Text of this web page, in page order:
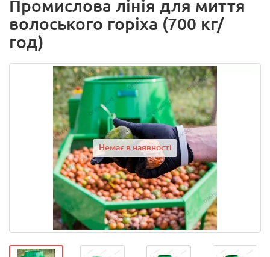
Промислова лінія для миття
волоського горіха (700 кг/
год)
Немає в наявності